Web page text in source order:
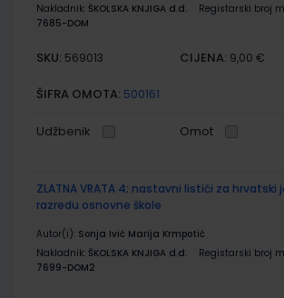
Nakladnik: ŠKOLSKA KNJIGA d.d.
Registarski broj
7685-DOM
SKU: 569013 CIJENA: 9,00 €
ŠIFRA OMOTA: 500161
Udžbenik Omot
ZLATNA VRATA 4; nastavni listići za
razredu osnovne škole
Autor(i): Sonja Ivić Marija Krmpotić
Nakladnik: ŠKOLSKA KNJIGA d.d.
Registarski broj
7699-DOM2